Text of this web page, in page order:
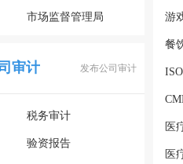
市场监督管理局
审计 发布公司审计
税务审计
验资报告
游
餐
医
医